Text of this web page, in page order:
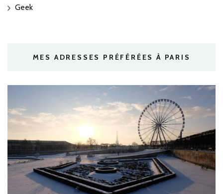
Geek
MES ADRESSES PRÉFÉRÉES À PARIS